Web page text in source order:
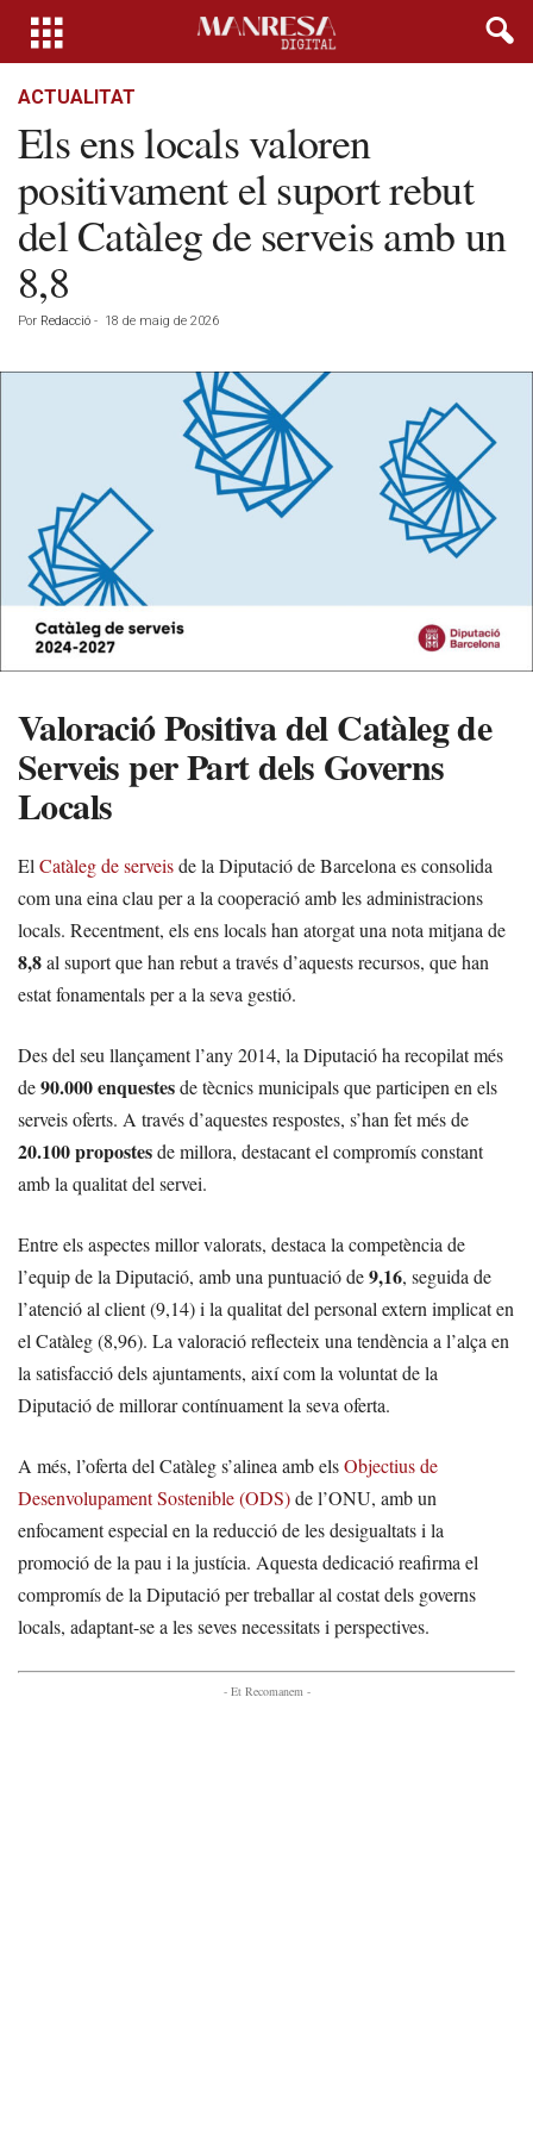
ACTUALITAT
Els ens locals valoren
positivament el suport rebut
del Catàleg de serveis amb un
8,8
Por Redacció - 18 de maig de 2026
Valoració Positiva del Catàleg de
Serveis per Part dels Governs
Locals
El Catàleg de serveisde la Diputació de Barcelona es consolida
com una eina clau per a la cooperació amb les administracions
locals. Recentment, els ens locals han atorgat una nota mitjana de
8,8al suport que han rebut a través d’aquests recursos, que han
estat fonamentals per a la seva gestió.
Des del seu llançament l’any 2014, la Diputació ha recopilat més
de90.000 enquestesde tècnics municipals que participen en els
serveis oferts. A través d’aquestes respostes, s’han fet més de
20.100 propostesde millora, destacant el compromís constant
amb la qualitat del servei.
Entre els aspectes millor valorats, destaca la competència de
l’equip de la Diputació, amb una puntuació de9,16, seguida de
l’atenció al client (9,14) i la qualitat del personal extern implicat en
el Catàleg (8,96). La valoració reflecteix una tendència a l’alça en
la satisfacció dels ajuntaments, així com la voluntat de la
Diputació de millorar contínuament la seva oferta.
A més, l’oferta del Catàleg s’alinea amb elsObjectius de
Desenvolupament Sostenible (ODS)de l’ONU, amb un
enfocament especial en la reducció de les desigualtats i la
promoció de la pau i la justícia. Aquesta dedicació reafirma el
compromís de la Diputació per treballar al costat dels governs
locals, adaptant-se a les seves necessitats i perspectives.
- Et Recomanem -